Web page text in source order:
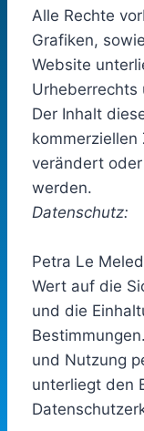
Alle Rechte
Grafiken,
Website
Urheberrechts
Der Inhalt
verändert
werden.
Datenschutz:
Petra Le
Wert auf die
und die
und Nutzung
unterliegt den